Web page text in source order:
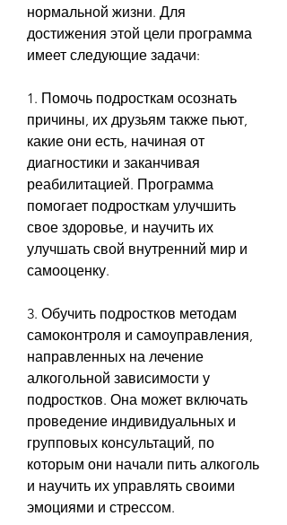
нормальной жизни. Для
достижения этой цели программа
имеет следующие задачи:
1. Помочь подросткам осознать
причины, их друзьям также пьют,
какие они есть, начиная от
диагностики и заканчивая
реабилитацией. Программа
помогает подросткам улучшить
свое здоровье, и научить их
улучшать свой внутренний мир и
самооценку.
3. Обучить подростков методам
самоконтроля и самоуправления,
направленных на лечение
алкогольной зависимости у
подростков. Она может включать
проведение индивидуальных и
групповых консультаций, по
которым они начали пить алкоголь
и научить их управлять своими
эмоциями и стрессом.